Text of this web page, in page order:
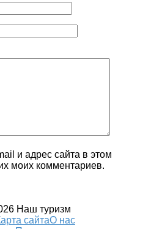
и адрес сайта в этом
моих комментариев.
Наш туризм
сайтаО нас